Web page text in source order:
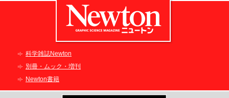
科学雑誌Newton
別冊・ムック・増刊
Newton書籍